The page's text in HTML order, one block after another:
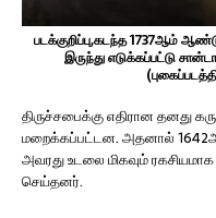
படக்குறிப்பு,கடந்த 1737ஆம்
இருந்து எடுக்கப்பட்டு
திருச்சபைக்கு எதிரான தனது
மறைக்கப்பட்டன. அதனால்
அவரது உடலை மிகவும் ரகசியமாக
செய்தனர்.